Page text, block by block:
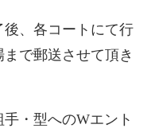
、各コートにて行
で郵送させて頂き
・型へのWエント